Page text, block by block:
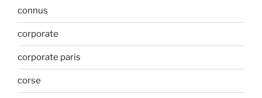
connus
corporate
corporate paris
corse